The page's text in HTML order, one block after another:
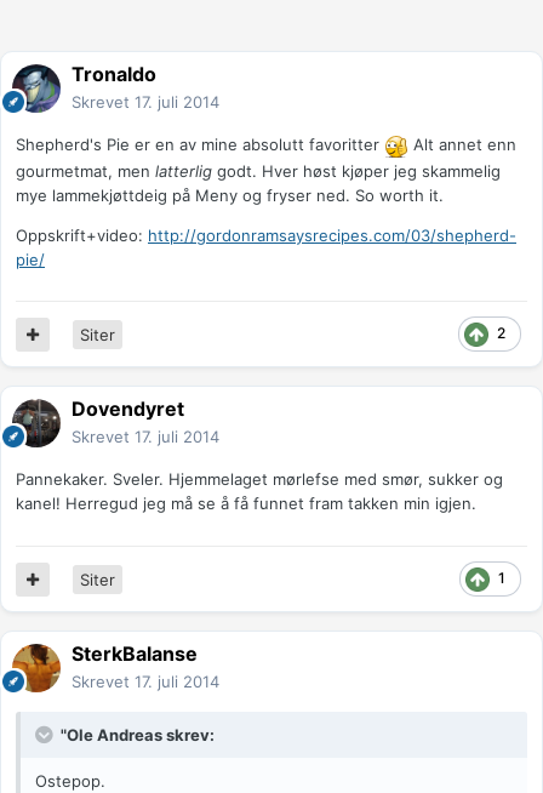
Tronaldo
Skrevet 17. juli 2014
Shepherd's Pie er en av mine absolutt favoritter
Alt annet enn
gourmetmat, men latterlig godt. Hver høst kjøper jeg skammelig
mye lammekjøttdeig på Meny og fryser ned. So worth it.
Oppskrift+video: http://gordonramsaysrecipes.com/03/shepherd-
pie/
2
Siter
Dovendyret
Skrevet 17. juli 2014
Pannekaker. Sveler. Hjemmelaget mørlefse med smør, sukker og
kanel! Herregud jeg må se å få funnet fram takken min igjen.
1
Siter
SterkBalanse
Skrevet 17. juli 2014
"Ole Andreas skrev:
Ostepop.